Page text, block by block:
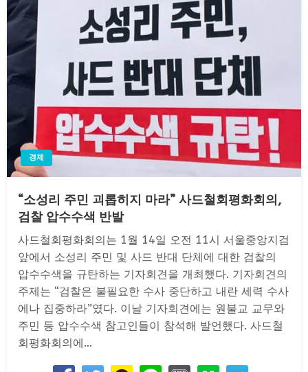
경제
“소성리 주민 괴롭히지 마라” 사드철회평화회의,
검찰 압수수색 반발
사드철회평화회의는 1월 14일 오전 11시 서울중앙지검
앞에서 소성리 주민 및 사드 반대 단체에 대한 검찰의
압수수색을 규탄하는 기자회견을 개최했다. 기자회견의
주제는 “검찰은 불필요한 수사 중단하고 내란 세력 수사
에나 집중하라”였다. 이날 기자회견에는 원불교 교무와
주민 등 압수수색 참고인들이 참석해 발언했다. 사드철
회평화회의에…